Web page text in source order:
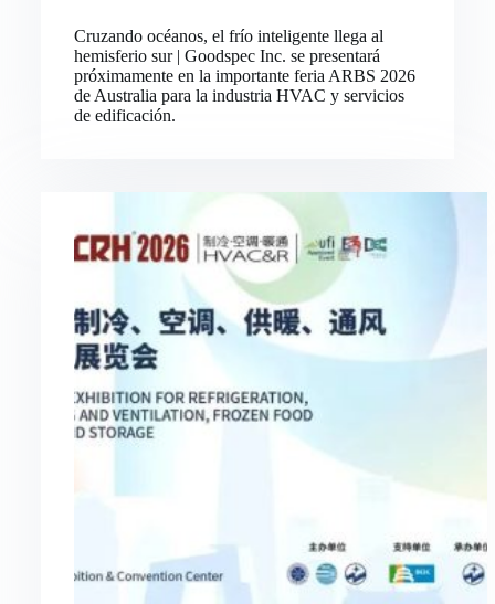
Cruzando océanos, el frío inteligente llega al
hemisferio sur | Goodspec Inc. se presentará
próximamente en la importante feria ARBS 2026
de Australia para la industria HVAC y servicios
de edificación.